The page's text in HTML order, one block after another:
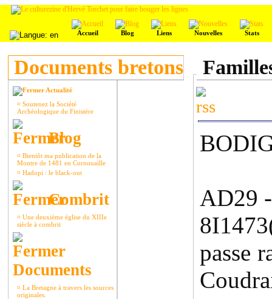
Accueil Blog Liens Nouvelles Stats
Documents bretons
Actualité
¤ Soutenez la Société
Archéologique du Finistère
Blog
¤ Bientôt ma publication de la
Montre de 1481 en Cornouaille
¤ Hadopi : le black-out
Combrit
¤ Une deuxième église du XIIIe
siècle à combrit
Documents
¤ La Bretagne à travers les sources
originales.
AD29
passe